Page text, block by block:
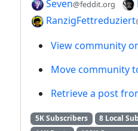
Seven@feddit.org
RanzigFettreduziert
View community
Move community
Retrieve a post
5K Subscribers
8 Local